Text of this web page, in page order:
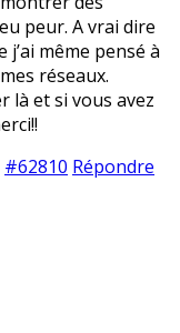
peur. A vrai dire
même pensé à
réseaux.
là et si vous avez
#62810 Répondre